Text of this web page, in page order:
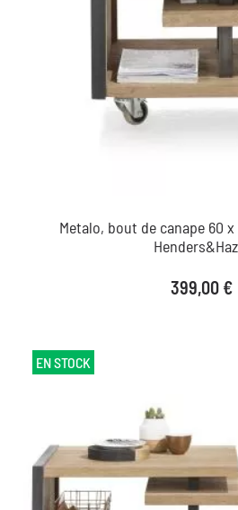
Metalo, bout de canape 60
Prix
399,00 €
EN STOCK